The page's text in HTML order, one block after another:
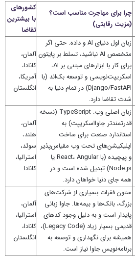
چرا برای مهاجرت مناسب است؟
(مزیت رقابتی)
کشورهای
با بیشترین
تقاضا
زبان اول دنیای AI و داده. حتی اگر
متخصص AI نباشید، تسلط بر پایتون
برای کار با ابزارهای مبتنی بر AI،
اسکریپت‌نویسی و توسعه بک‌اند (با
Django/FastAPI) در تمام دنیا به
شدت تقاضا دارد.
آلمان،
کانادا،
آمریکا،
انگلستان
زبان اصلی وب. TypeScript (نسخه
قدرتمندتر جاوااسکریپت) به
استاندارد صنعت برای ساخت
اپلیکیشن‌های تحت وب مقیاس‌پذیر
و پیچیده (با React، Angular یا
Node.js) تبدیل شده است و در
همه جای دنیا خواهان دارد.
آلمان،
هلند،
سوئد،
استرالیا،
کانادا
ستون فقرات بسیاری از شرکت‌های
بزرگ، بانک‌ها و بیمه‌ها. جاوا زبانی
پایدار است و به دلیل وجود کدهای
قدیمی بسیار زیاد (Legacy Code)،
همیشه برای نگهداری و توسعه به
برنامه‌نویس جاوا نیاز است.
آلمان،
استرالیا،
کانادا،
انگلستان